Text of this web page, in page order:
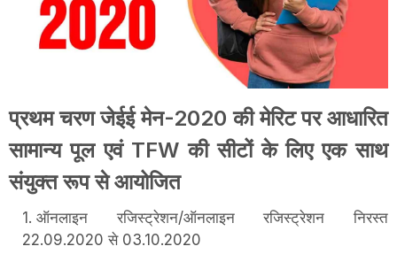
प्रथम चरण जेईई मेन-2020 की मेरिट पर आधारित
सामान्य पूल एवं TFW की सीटों के लिए एक साथ
संयुक्त रूप से आयोजित
ऑनलाइन रजिस्ट्रेशन/ऑनलाइन रजिस्ट्रेशन निरस्त
22.09.2020 से 03.10.2020